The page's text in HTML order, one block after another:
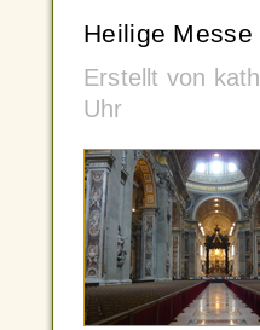
Heilige
Erstellt von
Uhr